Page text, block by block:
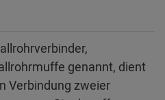
genannt, dient
Verbindung zweier